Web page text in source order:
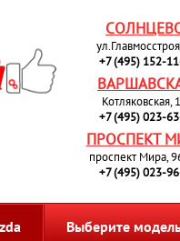
+7 (495) 152-
Котляковская,
+7 (495) 023-
ПРОСПЕКТ
проспект Мира,
+7 (495) 023-
Выберите